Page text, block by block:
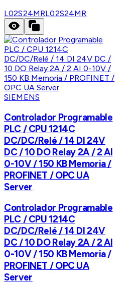
L02S24MRL02S24MR
SIEMENS
Controlador Programable
PLC / CPU 1214C
DC/DC/Relé / 14 DI 24V
DC / 10 DO Relay 2A / 2 AI
0-10V / 150 KB Memoria /
PROFINET / OPC UA
Server
Controlador Programable
PLC / CPU 1214C
DC/DC/Relé / 14 DI 24V
DC / 10 DO Relay 2A / 2 AI
0-10V / 150 KB Memoria /
PROFINET / OPC UA
Server